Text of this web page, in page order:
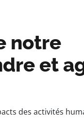
notre
et
des activités